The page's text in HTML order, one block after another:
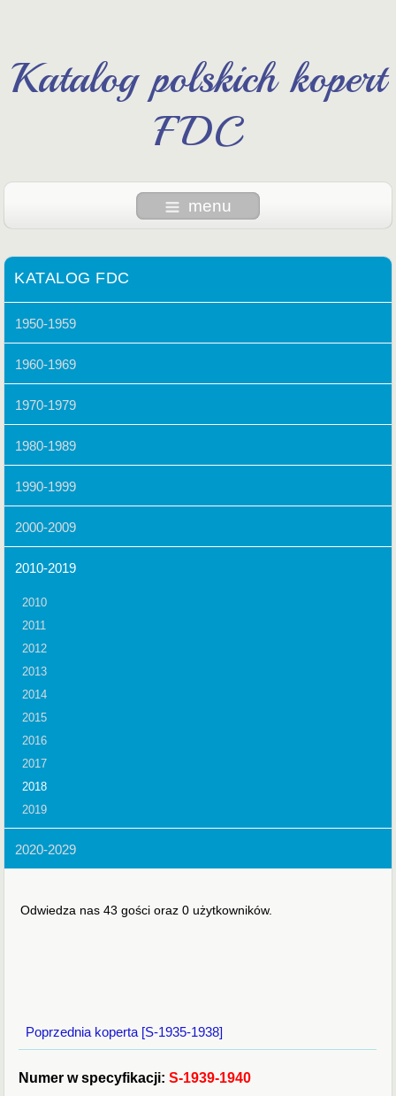
Katalog polskich kopert
FDC
menu
KATALOG FDC
1950-1959
1960-1969
1970-1979
1980-1989
1990-1999
2000-2009
2010-2019
2010
2011
2012
2013
2014
2015
2016
2017
2018
2019
2020-2029
Odwiedza nas 43 gości oraz 0 użytkowników.
Poprzednia koperta [S-1935-1938]
Numer w specyfikacji:S-1939-1940